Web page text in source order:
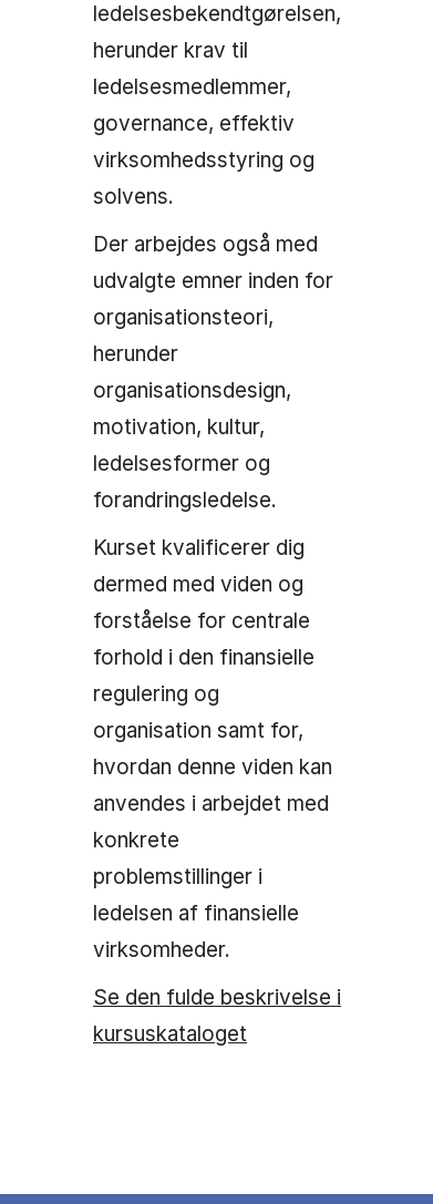
ledelsesbekendtgørelsen,
herunder krav til
ledelsesmedlemmer,
governance, effektiv
virksomhedsstyring og
solvens.
Der arbejdes også med
udvalgte emner inden for
organisationsteori,
herunder
organisationsdesign,
motivation, kultur,
ledelsesformer og
forandringsledelse.
Kurset kvalificerer dig
dermed med viden og
forståelse for centrale
forhold i den finansielle
regulering og
organisation samt for,
hvordan denne viden kan
anvendes i arbejdet med
konkrete
problemstillinger i
ledelsen af finansielle
virksomheder.
Se den fulde beskrivelse i
kursuskataloget